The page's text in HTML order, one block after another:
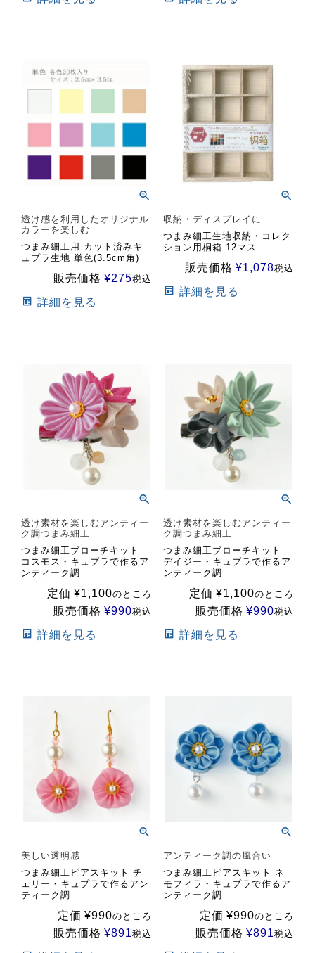
透け感を利用したオリジナル
カラーを楽しむ
つまみ細工用 カット済みキ
ュプラ生地 単色(3.5cm角)
販売価格 ¥275税込
詳細を見る
収納・ディスプレイに
つまみ細工生地収納・コレク
ション用桐箱 12マス
販売価格 ¥1,078税込
詳細を見る
透け素材を楽しむアンティー
ク調つまみ細工
つまみ細工ブローチキット
コスモス・キュプラで作るア
ンティーク調
定価 ¥1,100のところ
販売価格 ¥990税込
詳細を見る
透け素材を楽しむアンティー
ク調つまみ細工
つまみ細工ブローチキット
デイジー・キュプラで作るア
ンティーク調
定価 ¥1,100のところ
販売価格 ¥990税込
詳細を見る
美しい透明感
つまみ細工ピアスキット チ
ェリー・キュプラで作るアン
ティーク調
定価 ¥990のところ
販売価格 ¥891税込
アンティーク調の風合い
つまみ細工ピアスキット ネ
モフィラ・キュプラで作るア
ンティーク調
定価 ¥990のところ
販売価格 ¥891税込